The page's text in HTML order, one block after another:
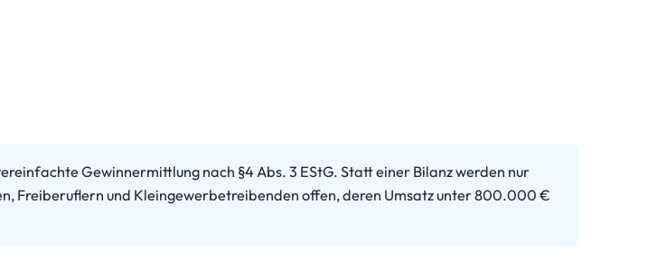
Gewinnermittlung nach §4 Abs. 3 EStG. Statt einer Bilanz werden nur
Freiberuflern und Kleingewerbetreibenden offen, deren Umsatz unter 800.000 €